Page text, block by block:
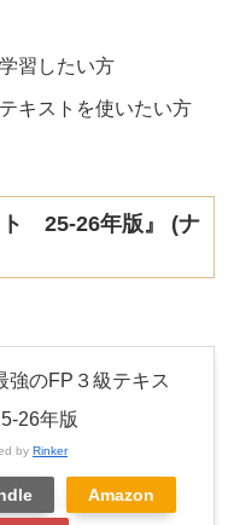
習したい方
キストを使いたい方
ト 25-26年版』 (ナ
強のFP３級テキス
26年版
by Rinker
Amazon